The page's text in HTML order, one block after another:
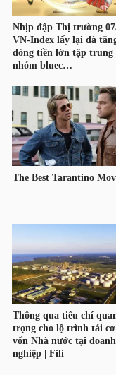
KHỎE
TÀI
CHÍNH
NGHỆ
TIN
DỊCH